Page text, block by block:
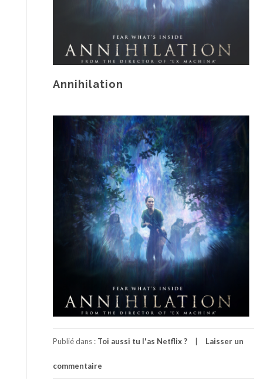
Annihilation
Publié dans : Toi aussi tu l'as Netflix ? Laisser un
commentaire